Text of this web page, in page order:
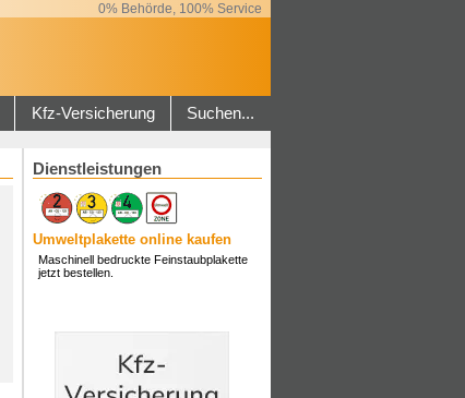
0% Behörde, 100% Service
Kfz-Versicherung Suchen...
Dienstleistungen
Umweltplakette online kaufen
Maschinell bedruckte Feinstaubplakette
jetzt bestellen.